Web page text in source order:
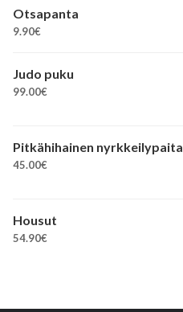
Otsapanta
9.90€
Judo puku
99.00€
Pitkähihainen nyrkkeilypaita
45.00€
Housut
54.90€